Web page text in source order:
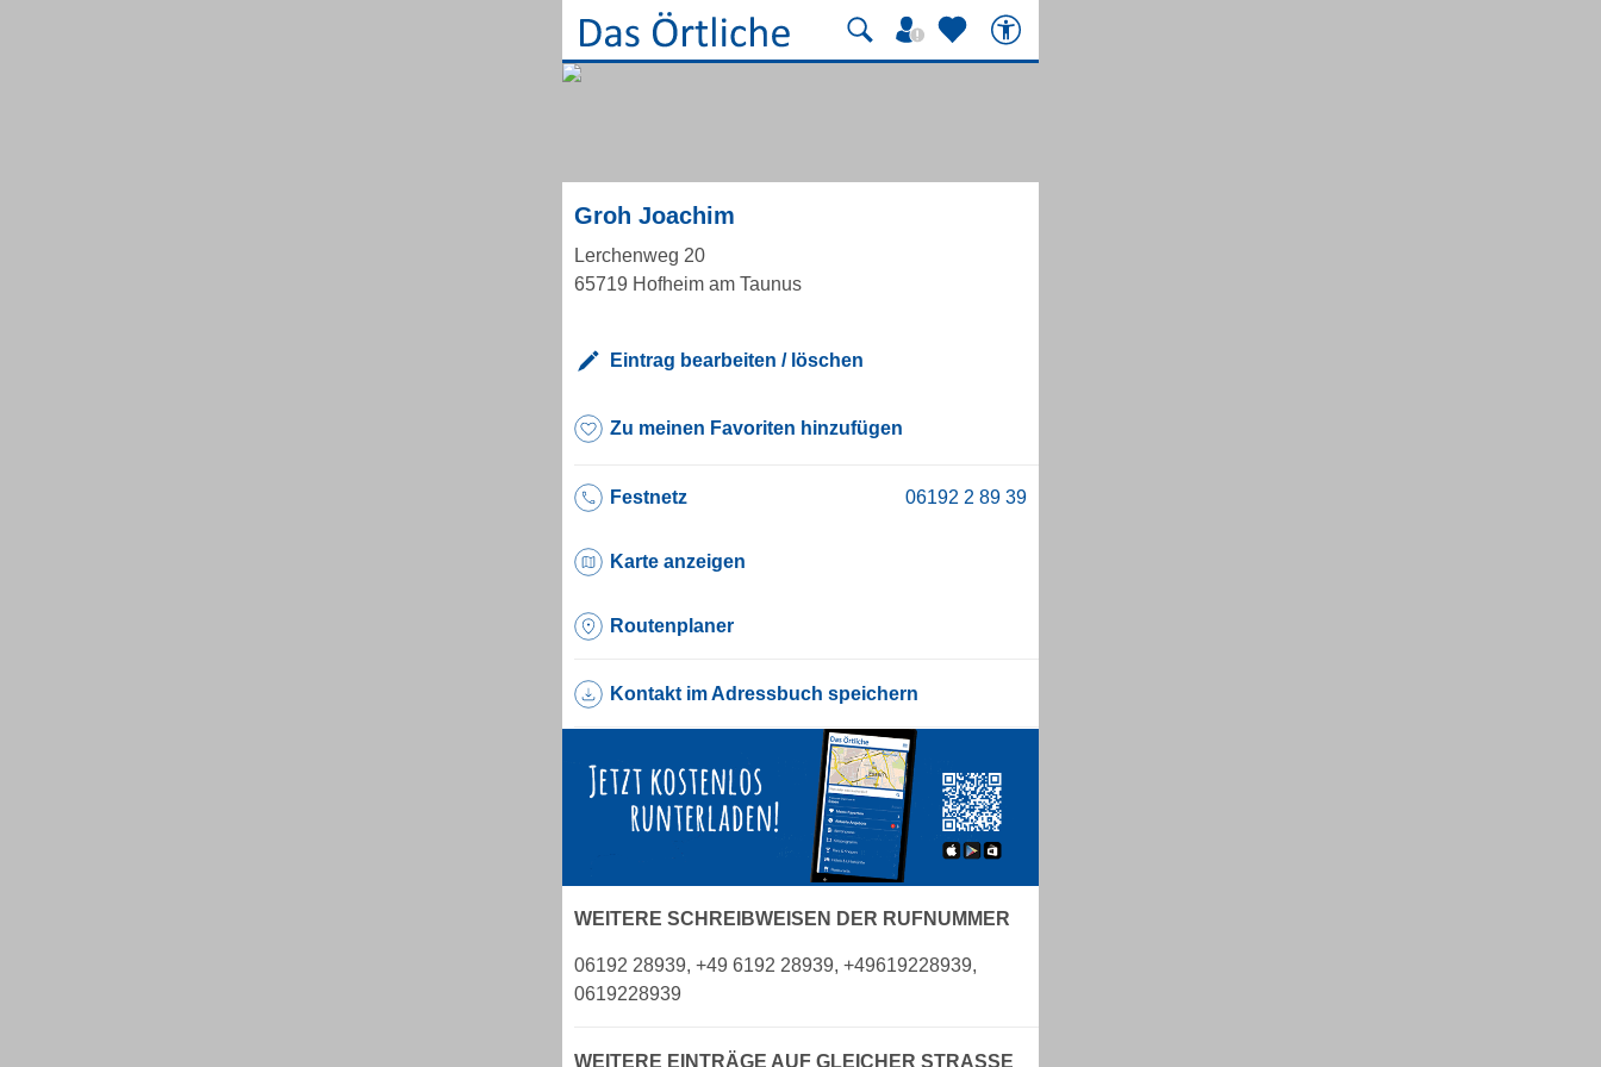
Groh Joachim
Lerchenweg 20
65719 Hofheim am Taunus
Eintrag bearbeiten / löschen
Zu meinen Favoriten hinzufügen
Festnetz
Karte anzeigen
Routenplaner
Kontakt im Adressbuch speichern
WEITERE SCHREIBWEISEN DER RUFNUMMER
06192 28939, +49 6192 28939, +49619228939,
0619228939
WEITERE EINTRÄGE AUF GLEICHER STRASSE